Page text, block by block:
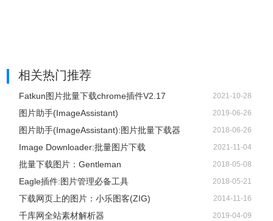
小结
目前抓图猫一共有精简版和专业版两个版本，精简版抓图猫
为免费版本，但在使用过程中会含有广告，下载的图片列表
里有时会出现广告素材，偶尔也会跳出广告页面。相较于精
简版，专业版就好多了，开通专业版需要 18 元，但性价比
明显更高。因为专业版的抓图猫不仅可以一键抓图，还支持
原图下载，去广告，隐私保护，让你抓图更畅快。
相关热门推荐
Fatkun图片批量下载chrome插件V2.17 2021-10-28
图片助手(ImageAssistant) 2019-06-26
图片助手(ImageAssistant):图片批量下载器 2018-06-26
Image Downloader:批量图片下载 2021-11-04
批量下载图片：Gentleman 2018-05-08
Eagle插件:图片管理必备工具 2018-05-21
下载网页上的图片：小乐图客(ZIG) 2014-11-16
千库网全站素材解析器 2019-04-09